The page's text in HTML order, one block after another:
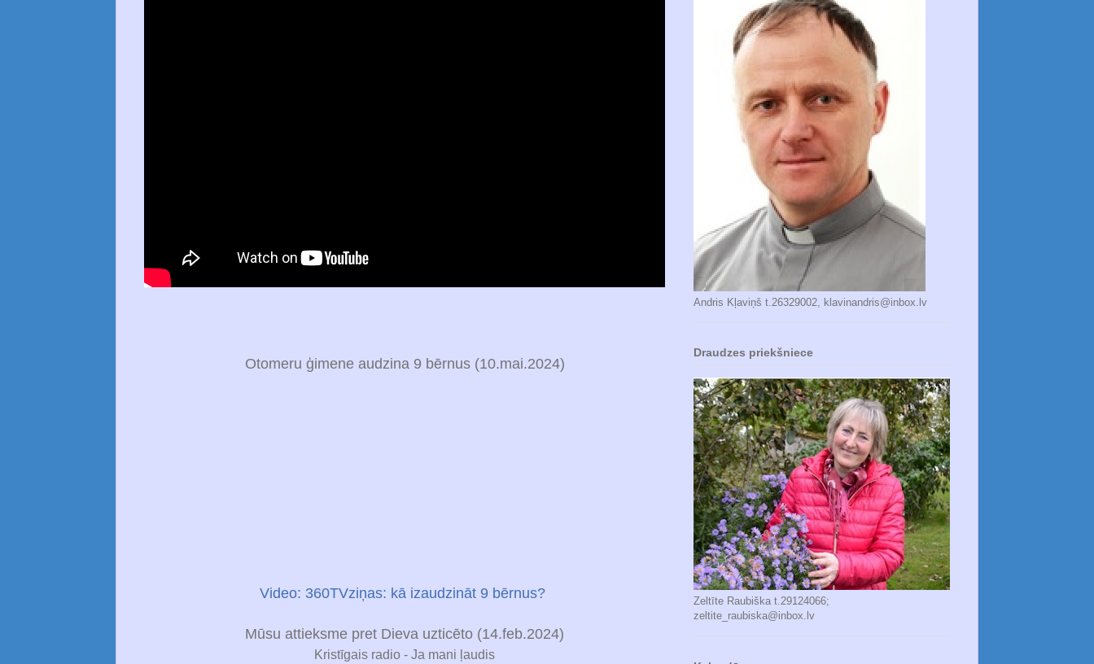
Otomeru ģimene audzina 9 bērnus (10.mai.2024)
Video: 360TVziņas: kā izaudzināt 9 bērnus?
Mūsu attieksme pret Dieva uzticēto (14.feb.2024)
Kristīgais radio - Ja mani ļaudis
Andris Kļaviņš t.26329002, klavinandris@inbox.lv
Draudzes priekšniece
Zeltīte Raubiška t.29124066;
zeltite_raubiska@inbox.lv